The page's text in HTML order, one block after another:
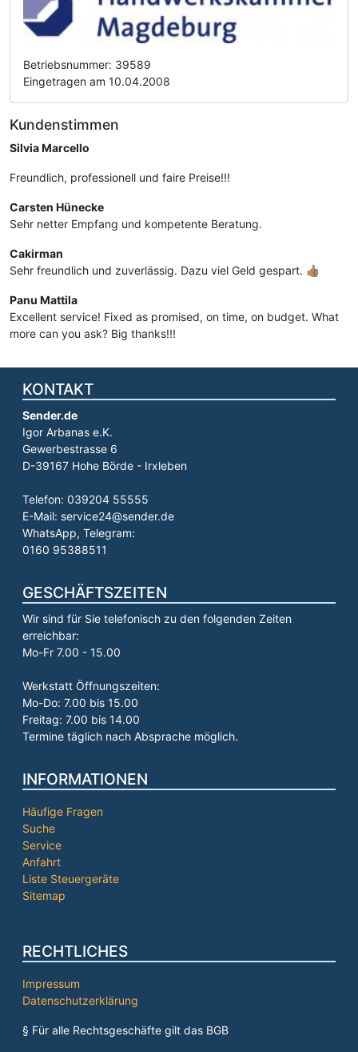
Betriebsnummer: 39589
Eingetragen am 10.04.2008
Kundenstimmen
Silvia Marcello
Freundlich, professionell und faire Preise!!!
Carsten Hünecke
Sehr netter Empfang und kompetente Beratung.
Cakirman
Sehr freundlich und zuverlässig. Dazu viel Geld gespart. 👍🏽
Panu Mattila
Excellent service! Fixed as promised, on time, on budget. What
more can you ask? Big thanks!!!
KONTAKT
Sender.de
Igor Arbanas e.K.
Gewerbestrasse 6
D-39167 Hohe Börde - Irxleben
Telefon: 039204 55555
E-Mail: service24@sender.de
WhatsApp, Telegram:
0160 95388511
GESCHÄFTSZEITEN
Wir sind für Sie telefonisch zu den folgenden Zeiten
erreichbar:
Mo-Fr 7.00 - 15.00
Werkstatt Öffnungszeiten:
Mo-Do: 7.00 bis 15.00
Freitag: 7.00 bis 14.00
Termine täglich nach Absprache möglich.
INFORMATIONEN
Häufige Fragen
Suche
Service
Anfahrt
Liste Steuergeräte
Sitemap
RECHTLICHES
Impressum
Datenschutzerklärung
§ Für alle Rechtsgeschäfte gilt das BGB